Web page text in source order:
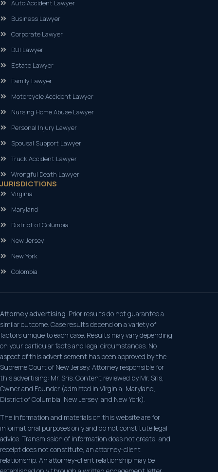
Auto Accident Lawyer
Business Lawyer
Corporate Lawyer
DUI Lawyer
Estate Lawyer
Family Lawyer
Motorcycle Accident Lawyer
Nursing Home Abuse Lawyer
Personal Injury Lawyer
Spousal Support Lawyer
Truck Accident Lawyer
Wrongful Death Lawyer
JURISDICTIONS
Virginia
Maryland
District of Columbia
New Jersey
New York
Colombia
Attorney advertising. Prior results do not guarantee a
similar outcome. Case results depend on a variety of
factors unique to each case. Results may vary depending
on your particular facts and legal circumstances. No
aspect of this advertisement has been approved by the
Supreme Court of New Jersey. Attorney responsible for
this advertising: Mr. Sris. Content reviewed by Mr. Sris,
Owner and Founder (admitted in Virginia, Maryland,
District of Columbia, New Jersey, and New York).
The information and materials on this website are for
informational purposes only and do not constitute legal
advice. Transmission of information does not create, and
receipt does not constitute, an attorney-client
relationship. An attorney-client relationship may be